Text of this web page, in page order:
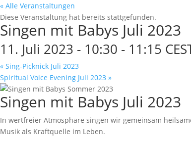
« Alle Veranstaltungen
Diese Veranstaltung hat bereits stattgefunden.
Singen mit Babys Juli 2023
11. Juli 2023 - 10:30 - 11:15
« Sing-Picknick Juli 2023
Spiritual Voice Evening Juli 2023 »
Singen mit Babys Juli 2023
In wertfreier Atmosphäre singen wir gemeinsam
Musik als Kraftquelle im Leben.